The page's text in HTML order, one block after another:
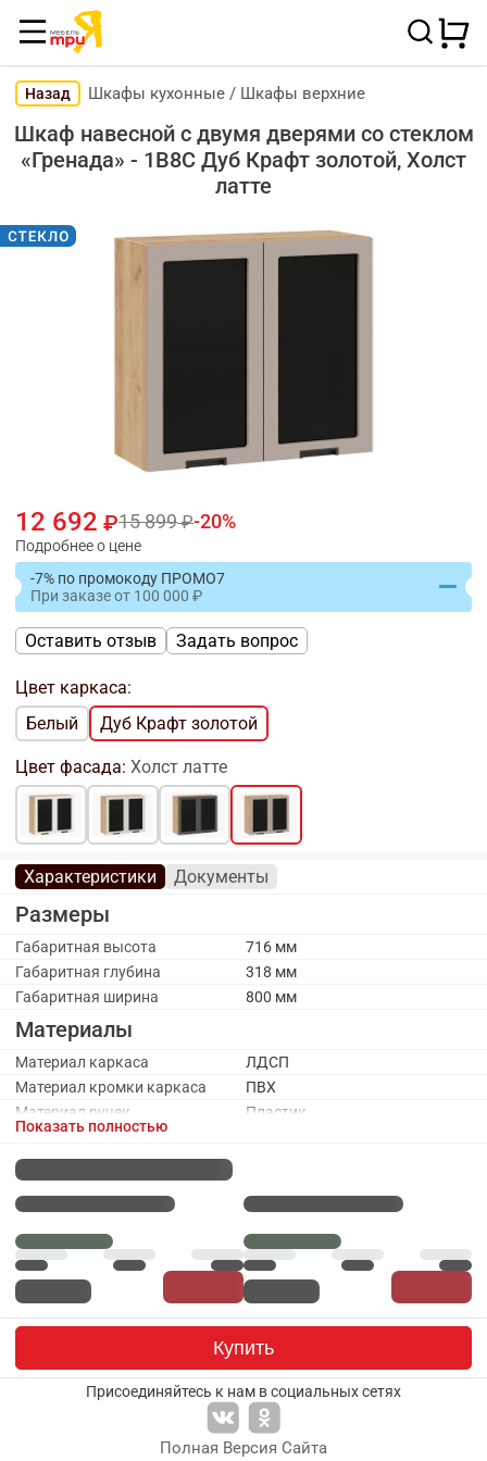
Назад Шкафы кухонные / Шкафы верхние
Шкаф навесной c двумя дверями со стеклом
«Гренада» - 1В8С Дуб Крафт золотой, Холст
латте
12 692 15 899 20
Подробнее о цене
-7% по промокоду ПРОМО7
При заказеот 100 000
Оставить отзыв Задать вопрос
Цвет каркаса:
Белый
Дуб Крафт золотой
Цвет фасада: Холст латте
Характеристики Документы
Размеры
Габаритная высота
716 мм
Габаритная глубина
318 мм
Габаритная ширина
800 мм
Материалы
Материал каркаса
ЛДСП
Материал кромки каркаса
ПВХ
Материал ручек
Пластик
Материал фасада
Стекло
Каркас
Наполнение
Полка ЛДСП
Оттенок каркаса
Коричневый
Цвет каркаса
Дуб Крафт золотой
Фасады
Количество дверей
2
Оттенок фасада
Коричневый
Черный
Сатин
Показать полностью
Купить
Присоединяйтесь к нам в социальных сетях
Полная Версия Сайта